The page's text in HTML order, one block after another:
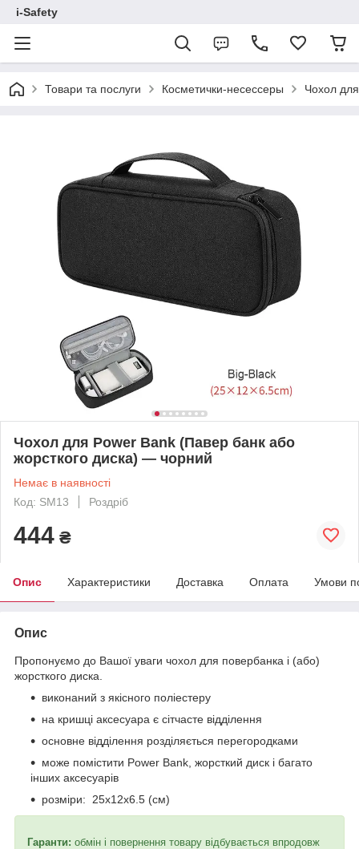
i-Safety
Товари та послуги Косметички-несессеры Чохол
Чохол для Power Bank (Павер банк або
жорсткого диска) — чорний
Немає в наявності
Код: SM13
Роздріб
444 ₴
Опис Характеристики Доставка Оплата Умови
Опис
Пропонуємо до Вашої уваги чохол для повербанка і (або)
жорсткого диска.
виконаний з якісного поліестеру
на кришці аксесуара є сітчасте відділення
основне відділення розділяється перегородками
може помістити Power Bank, жорсткий диск і багато
інших аксесуарів
розміри: 25х12х6.5 (см)
Гаранти: обмін і повернення товару відбувається впродовж